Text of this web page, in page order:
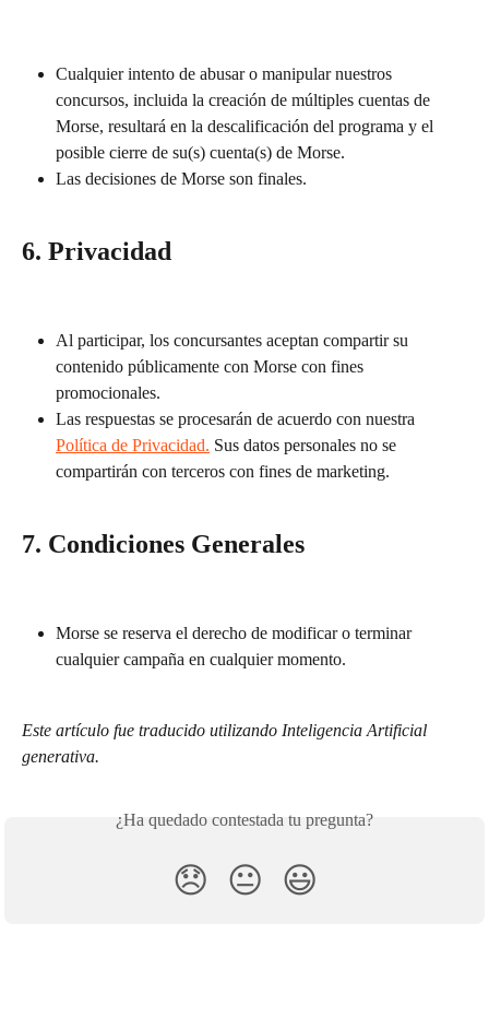
Cualquier intento de abusar o manipular nuestros
concursos, incluida la creación de múltiples cuentas de
Morse, resultará en la descalificación del programa y el
posible cierre de su(s) cuenta(s) de Morse.
Las decisiones de Morse son finales.
6. Privacidad
Al participar, los concursantes aceptan compartir su
contenido públicamente con Morse con fines
promocionales.
Las respuestas se procesarán de acuerdo con nuestra
Política de Privacidad. Sus datos personales no se
compartirán con terceros con fines de marketing.
7. Condiciones Generales
Morse se reserva el derecho de modificar o terminar
cualquier campaña en cualquier momento.
Este artículo fue traducido utilizando Inteligencia Artificial
generativa.
¿Ha quedado contestada tu pregunta?
😞 😐 😃